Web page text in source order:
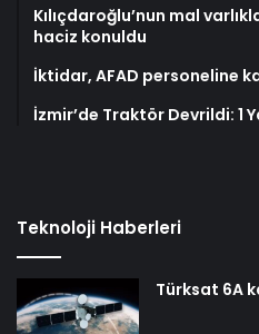
Kılıçdaroğlu’nun mal
haciz konuldu
İktidar, AFAD personeline
İzmir’de Traktör Devrildi: 1
Teknoloji Haberleri
Türksat 6A